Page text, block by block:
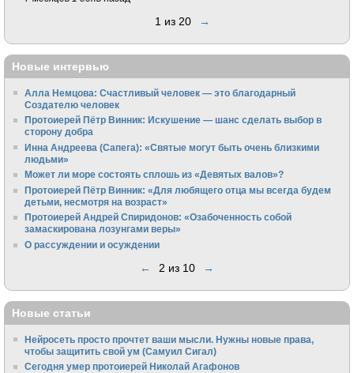
1 из 20 →
Новые интервью
Алла Немцова: Счастливый человек — это благодарный
Создателю человек
Протоиерей Пётр Винник: Искушение — шанс сделать выбор в
сторону добра
Инна Андреева (Сапега): «Святые могут быть очень близкими
людьми»
Может ли море состоять сплошь из «Девятых валов»?
Протоиерей Пётр Винник: «Для любящего отца мы всегда будем
детьми, несмотря на возраст»
Протоиерей Андрей Спиридонов: «Озабоченность собой
замаскирована лозунгами веры»
О рассуждении и осуждении
← 2 из 10 →
Новые статьи
Нейросеть просто прочтет ваши мысли. Нужны новые права,
чтобы защитить свой ум (Самуил Сигал)
Сегодня умер протоиерей Николай Агафонов